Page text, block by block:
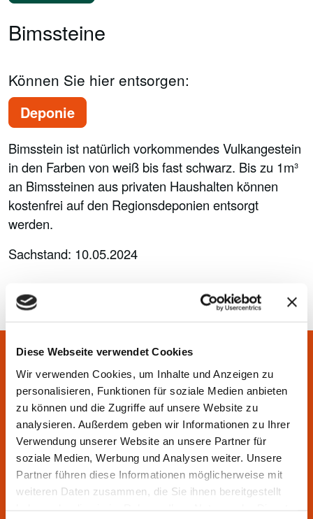
Diese Webseite verwendet Cookies
Wir verwenden Cookies, um Inhalte und Anzeigen zu
personalisieren, Funktionen für soziale Medien anbieten
zu können und die Zugriffe auf unsere Website zu
analysieren. Außerdem geben wir Informationen zu Ihrer
Verwendung unserer Website an unsere Partner für
soziale Medien, Werbung und Analysen weiter. Unsere
Partner führen diese Informationen möglicherweise mit
weiteren Daten zusammen, die Sie ihnen bereitgestellt
Bimssteine
Können Sie hier entsorgen:
Deponie
Bimsstein ist natürlich vorkommendes Vulkangestein
in den Farben von weiß bis fast schwarz. Bis zu 1m³
an Bimssteinen aus privaten Haushalten können
kostenfrei auf den Regionsdeponien entsorgt
werden.
Sachstand: 10.05.2024
Sie haben Fragen? Wir helfen
Ihnen gern.
Unsere Servicezeiten:
Montag bis Donnerstag von 7:00 bis 16:30 Uhr
Freitag von 7:00 bis 15:00 Uhr